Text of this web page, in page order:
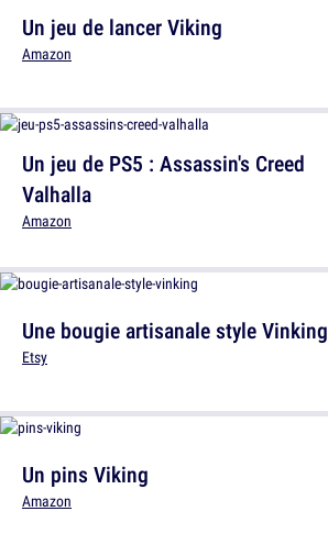
Un jeu de lancer Viking
Amazon
Une bougie artisanale style Vinking
Etsy
Un jeu de PS5 : Assassin's Creed
Valhalla
Amazon
Un pins Viking
Amazon